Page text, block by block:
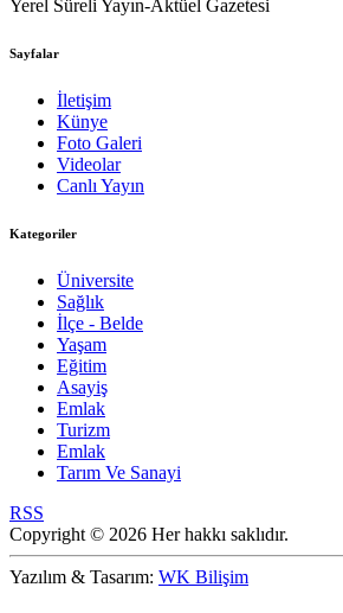
Yerel Süreli Yayın-Aktüel Gazetesi
Sayfalar
İletişim
Künye
Foto Galeri
Videolar
Canlı Yayın
Kategoriler
Üniversite
Sağlık
İlçe - Belde
Yaşam
Eğitim
Asayiş
Emlak
Turizm
Emlak
Tarım Ve Sanayi
RSS
Copyright © 2026 Her hakkı saklıdır.
Yazılım & Tasarım: WK Bilişim